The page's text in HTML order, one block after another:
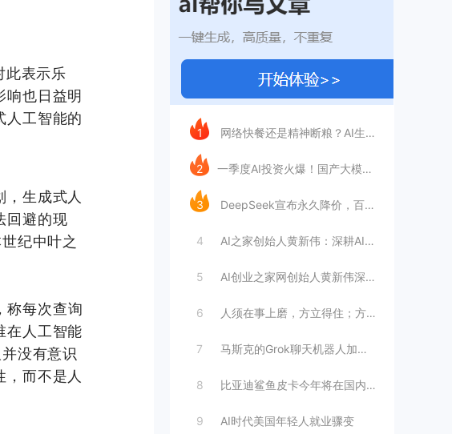
今日推荐
1 网络快餐还是精神断粮？AI生成文章已全面
2 ​一季度AI投资火爆！国产大模型融资额暴
3 DeepSeek宣布永久降价，百万Tok
4 AI之家创始人黄新伟：深耕AI创业赛道，
5 AI创业之家网创始人黄新伟深耕AI创业赛
6 人须在事上磨，方立得住；方能静亦定，动亦
7 马斯克的Grok聊天机器人加速进军华尔街
8 比亚迪鲨鱼皮卡今年将在国内销售
9 AI时代美国年轻人就业骤变
此表示乐
响也日益明
人工智能的
生成式人
回避的现
纪中叶之
称每次查询
在人工智能
没有意识
而不是人